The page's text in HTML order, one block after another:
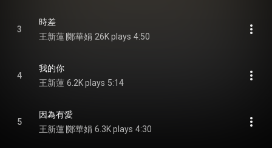
3
時差
王新蓮∣鄭華娟 26K plays 4:50
4
我的你
王新蓮 6.2K plays 5:14
5
因為有愛
王新蓮∣鄭華娟 6.3K plays 4:30